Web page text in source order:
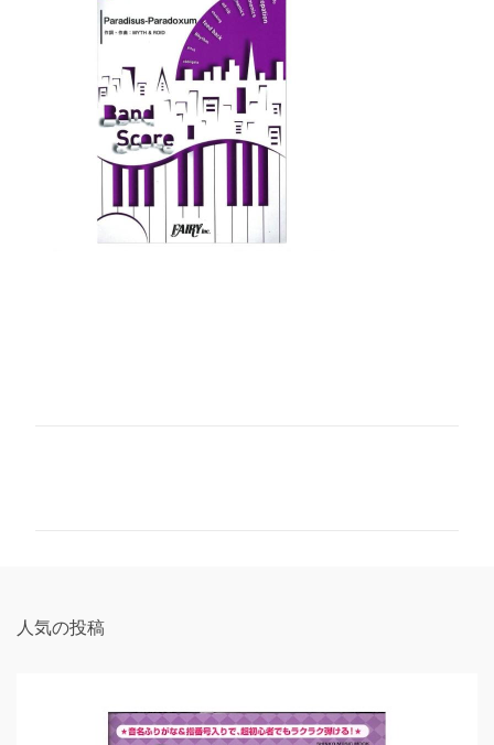
人気の投稿